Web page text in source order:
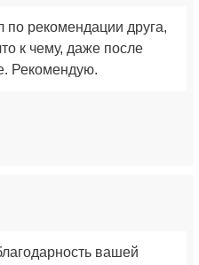
по рекомендации друга,
к чему, даже после
Рекомендую.
вашей